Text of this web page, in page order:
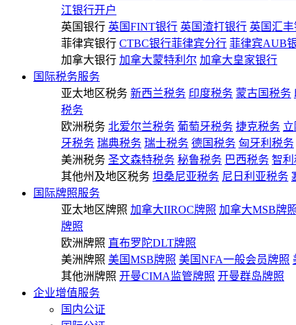
江银行开户
英国银行 英国FINT银行 英国渣打银行 英国汇
菲律宾银行 CTBC银行菲律宾分行 菲律宾AUB
加拿大银行 加拿大蒙特利尔 加拿大皇家银行
国际税务服务
亚太地区税务 新西兰税务 印度税务 蒙古国税务
税务
欧洲税务 北爱尔兰税务 葡萄牙税务 捷克税务
牙税务 瑞典税务 瑞士税务 德国税务 匈牙利税务
美洲税务 圣文森特税务 秘鲁税务 巴西税务 智
其他州及地区税务 坦桑尼亚税务 尼日利亚税务
国际牌照服务
亚太地区牌照 加拿大IIROC牌照 加拿大MSB牌
牌照
欧洲牌照 直布罗陀DLT牌照
美洲牌照 美国MSB牌照 美国NFA一般会员牌照
其他洲牌照 开曼CIMA监管牌照 开曼群岛牌照
企业增值服务
国内公证